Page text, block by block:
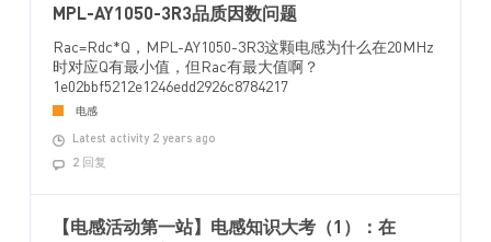
MPL-AY1050-3R3品质因数问题
Rac=Rdc*Q，MPL-AY1050-3R3这颗电感为什么在20MHz
时对应Q有最小值，但Rac有最大值啊？
1e02bbf5212e1246edd2926c8784217
电感
Latest activity 2 years ago
2 回复
【电感活动第一站】电感知识大考（1）：在